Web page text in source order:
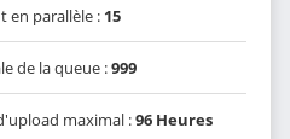
en parallèle : 15
de la queue :999
maximal :96 Heures